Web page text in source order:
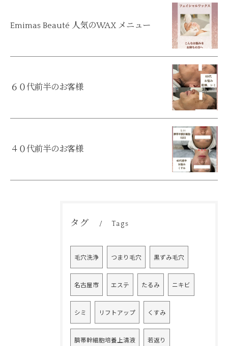
Emimas Beauté 人気のWAX メニュー
６０代前半のお客様
４０代前半のお客様
タグ Tags
毛穴洗浄 つまり毛穴 黒ずみ毛穴
名古屋市 エステ たるみ ニキビ
シミ リフトアップ くすみ
臍帯幹細胞培養上清液 若返り